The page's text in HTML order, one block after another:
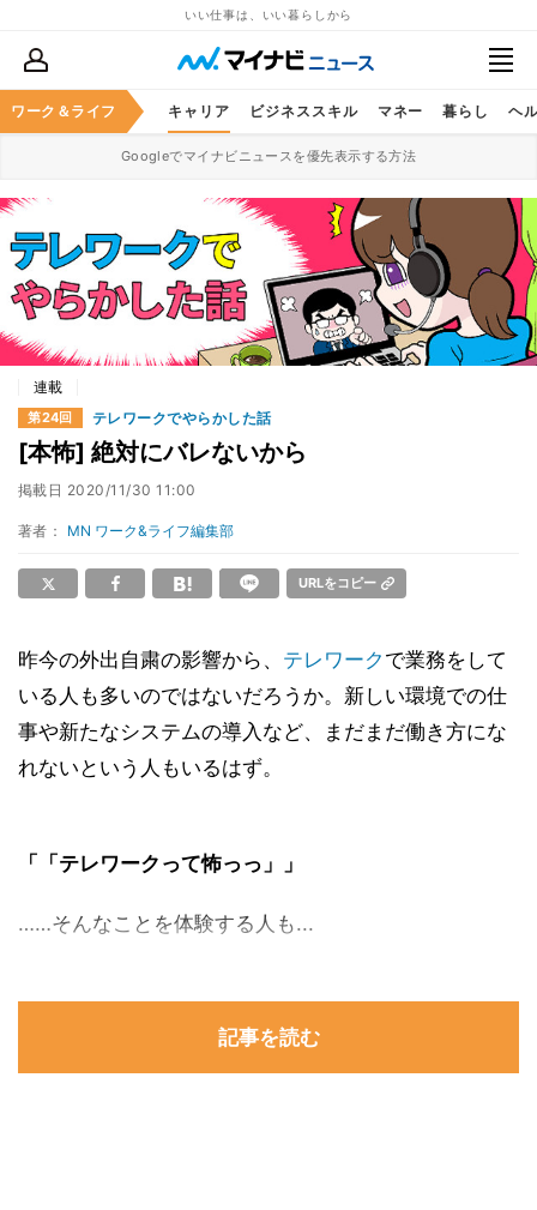
いい仕事は、いい暮らしから
ワーク＆ライフ キャリア ビジネススキル マネー 暮らし ヘ
Googleでマイナビニュースを優先表示する方法
連載
第24回 テレワークでやらかした話
[本怖] 絶対にバレないから
掲載日 2020/11/30 11:00
著者： MN ワーク&ライフ編集部
URLをコピー
昨今の外出自粛の影響から、 テレワーク で業務をして
いる人も多いのではないだろうか。新しい環境での仕
事や新たなシステムの導入など、まだまだ働き方にな
れないという人もいるはず。
「「テレワークって怖っっ」」
……そんなことを体験する人も...
記事を読む